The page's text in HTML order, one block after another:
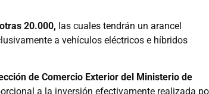
20.000, las cuales tendrán un arancel
a vehículos eléctricos e híbridos
de Comercio Exterior del Ministerio de
a la inversión efectivamente realizada